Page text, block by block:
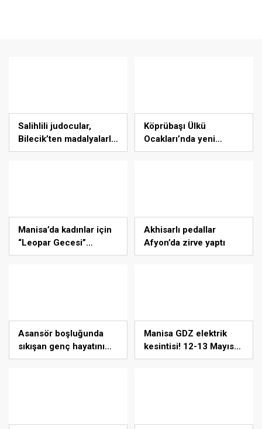
Salihlili judocular,
Bilecik’ten madalyalarla
döndü
Köprübaşı Ülkü
Ocakları’nda yeni
dönem
Manisa’da kadınlar için
“Leopar Gecesi”
düzenlendi
Akhisarlı pedallar
Afyon’da zirve yaptı
Asansör boşluğunda
sıkışan genç hayatını
kaybetti
Manisa GDZ elektrik
kesintisi! 12-13 Mayıs
Manisa’da elektrik